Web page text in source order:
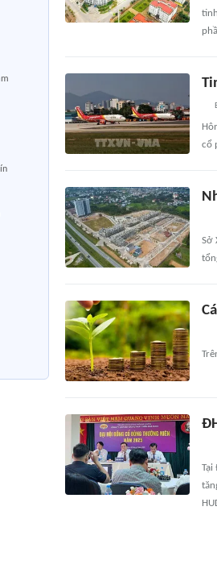
cổ
Sở
Tại